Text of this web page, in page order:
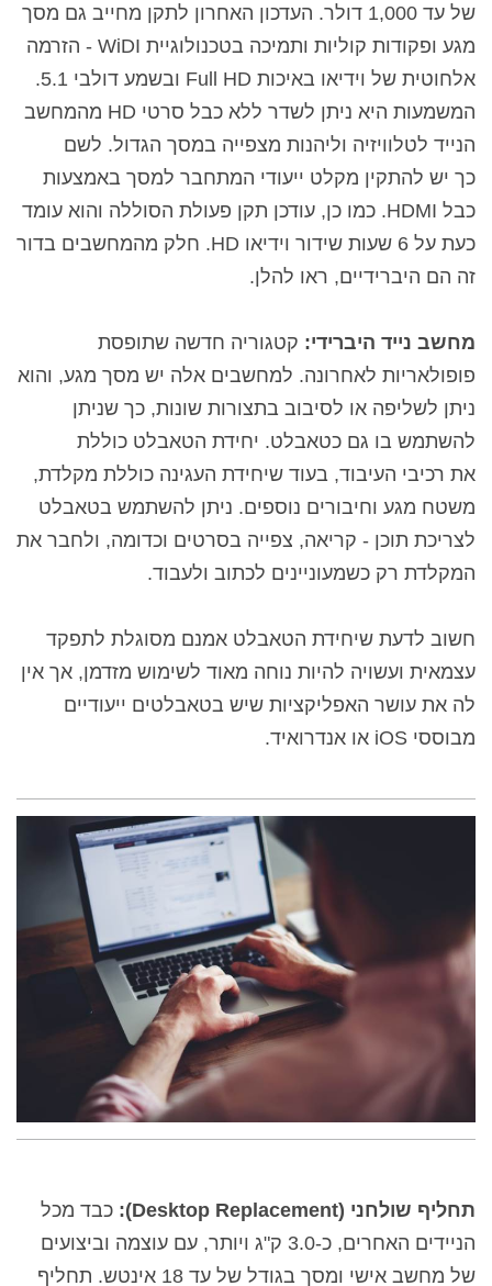
של עד 1,000 דולר
. העדכון האחרון לתקן מחייב גם מסך
מגע ופקודות קוליות ותמיכה בטכנולוגיית WiDI - הזרמה
אלחוטית של וידיאו באיכות Full HD ובשמע דולבי 5.1.
המשמעות היא ניתן לשדר ללא כבל סרטי HD מהמחשב
הנייד לטלוויזיה וליהנות מצפייה במסך הגדול. לשם
כך יש להתקין מקלט ייעודי המתחבר למסך באמצעות
כבל HDMI. כמו כן, עודכן תקן פעולת הסוללה והוא עומד
כעת על 6 שעות שידור וידיאו HD. חלק מהמחשבים בדור
זה הם היברידיים, ראו להלן.
מחשב נייד היברידי: קטגוריה חדשה שתופסת
פופולאריות לאחרונה. למחשבים אלה יש מסך מגע, והוא
ניתן לשליפה או לסיבוב בתצורות שונות, כך שניתן
להשתמש בו גם כטאבלט. יחידת הטאבלט כוללת
את רכיבי העיבוד, בעוד שיחידת העגינה כוללת מקלדת,
משטח מגע וחיבורים נוספים. ניתן להשתמש בטאבלט
לצריכת תוכן - קריאה, צפייה בסרטים וכדומה, ולחבר את
המקלדת רק כשמעוניינים לכתוב ולעבוד.
חשוב לדעת שיחידת הטאבלט אמנם מסוגלת לתפקד
עצמאית ועשויה להיות נוחה מאוד לשימוש מזדמן, אך אין
לה את עושר האפליקציות שיש בטאבלטים ייעודיים
מבוססי iOS או אנדרואיד.
תחליף שולחני (Desktop Replacement
): כבד מכל
הניידים האחרים, כ- 3.0
ק"ג ויותר, עם עוצמה וביצועים
של מחשב אישי ומסך בגודל של עד 18 אינטש. תחליף